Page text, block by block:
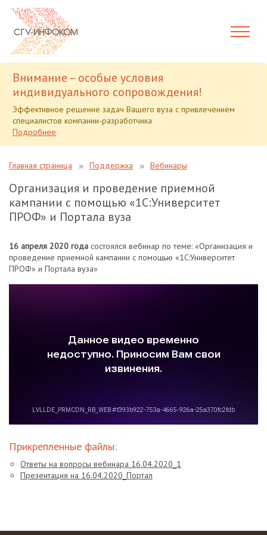
Внимание – особые условия
индивидуального сопровождения!
Эффективное решение задач Вашего вуза с привлечением
специалистов компании-разработчика
Подробнее
Главная страница Поддержка Вебинары
Организация и проведение приемной
кампании с помощью «1С:Университет
ПРОФ» и Портала вуза
16 апреля 2020 года состоялся вебинар по теме: «Организация и
проведение приемной кампании с помощью «1С:Университет
ПРОФ» и Портала вуза»
Прикрепленные файлы:
Ответы на вопросы вебинара 16.04.2020_1
Презентация на 16.04.2020_Портал